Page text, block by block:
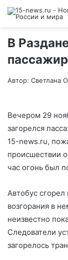
В
Автор: Светлана
Вечером 29
загорелся
15-news.ru,
происшествии
час огонь был
Автобус
возгорания в
неизвестно
Следователи
загорелось